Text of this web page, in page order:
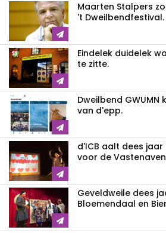
Maarten Stalpers
't Dweilbendfestival.
Eindelek duidelek
te zitte.
Dweilbend
van d'epp.
d'ICB aalt dees jaar
voor de
Geveldweile dees
Bloemendaal en